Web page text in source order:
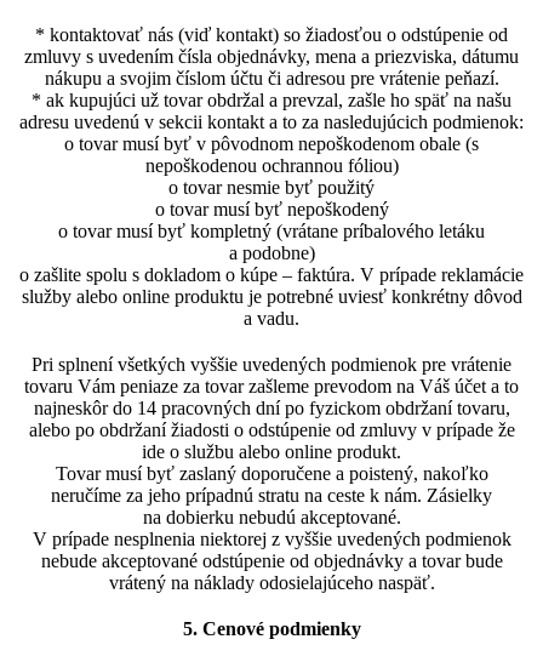
* kontaktovať nás (viď kontakt) so žiadosťou o odstúpenie od
zmluvy s uvedením čísla objednávky, mena a priezviska, dátumu
nákupu a svojim číslom účtu či adresou pre vrátenie peňazí.
* ak kupujúci už tovar obdržal a prevzal, zašle ho späť na našu
adresu uvedenú v sekcii kontakt a to za nasledujúcich podmienok:
o tovar musí byť v pôvodnom nepoškodenom obale (s
nepoškodenou ochrannou fóliou)
o tovar nesmie byť použitý
o tovar musí byť nepoškodený
o tovar musí byť kompletný (vrátane príbalového letáku
a podobne)
o zašlite spolu s dokladom o kúpe – faktúra. V prípade reklamácie
služby alebo online produktu je potrebné uviesť konkrétny dôvod
a vadu.
Pri splnení všetkých vyššie uvedených podmienok pre vrátenie
tovaru Vám peniaze za tovar zašleme prevodom na Váš účet a to
najneskôr do 14 pracovných dní po fyzickom obdržaní tovaru,
alebo po obdržaní žiadosti o odstúpenie od zmluvy v prípade že
ide o službu alebo online produkt.
Tovar musí byť zaslaný doporučene a poistený, nakoľko
neručíme za jeho prípadnú stratu na ceste k nám. Zásielky
na dobierku nebudú akceptované.
V prípade nesplnenia niektorej z vyššie uvedených podmienok
nebude akceptované odstúpenie od objednávky a tovar bude
vrátený na náklady odosielajúceho naspäť.
5. Cenové podmienky